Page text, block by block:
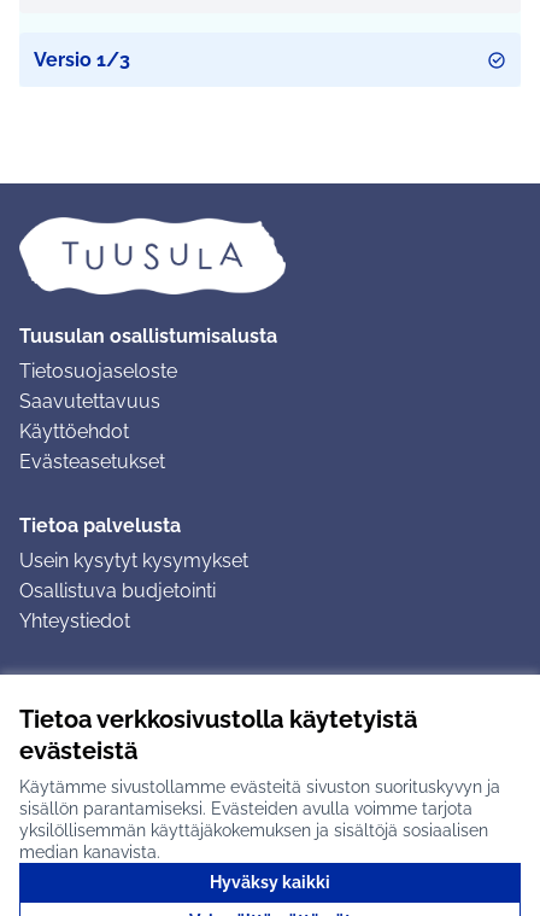
Tietoa verkkosivustolla käytetyistä
evästeistä
Käytämme sivustollamme evästeitä sivuston suorituskyvyn ja
sisällön parantamiseksi. Evästeiden avulla voimme tarjota
yksilöllisemmän käyttäjäkokemuksen ja sisältöjä sosiaalisen
median kanavista.
Hyväksy kaikki
Versio 1/3
Tuusulan osallistumisalusta
Tietosuojaseloste
Saavutettavuus
Käyttöehdot
Evästeasetukset
Tietoa palvelusta
Usein kysytyt kysymykset
Osallistuva budjetointi
Yhteystiedot
Ohjeet kirjautumiseen
Ohjeet kommentin jättämiseen
Tuusulan osallistumisalusta X-palvelussa